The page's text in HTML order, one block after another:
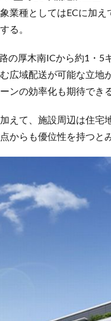
業種としてはECに加
る。
の厚木南ICから約1・5
広域配送が可能な立地
ンの効率化も期待できる
えて、施設周辺は住
からも優位性を持つと